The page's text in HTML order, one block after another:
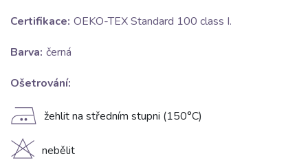
Certifikace: OEKO-TEX Standard 100 class I.
Barva: černá
Ošetrování:
E žehlit na středním stupni (150°C)
H nebělit